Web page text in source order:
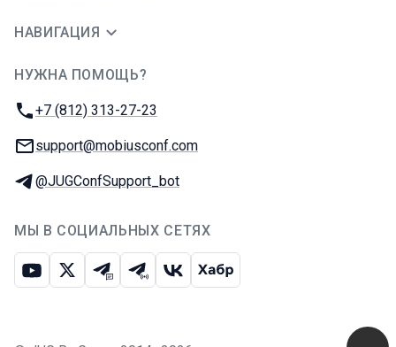
НАВИГАЦИЯ
НУЖНА ПОМОЩЬ?
Телефон:
+7 (812) 313-27-23
E-mail:
support@mobiusconf.com
Телеграм:
@JUGConfSupport_bot
МЫ В СОЦИАЛЬНЫХ СЕТЯХ
ЮтубИкс Телеграм-чат
Телеграм-канал
ВКонтакте
Хабр